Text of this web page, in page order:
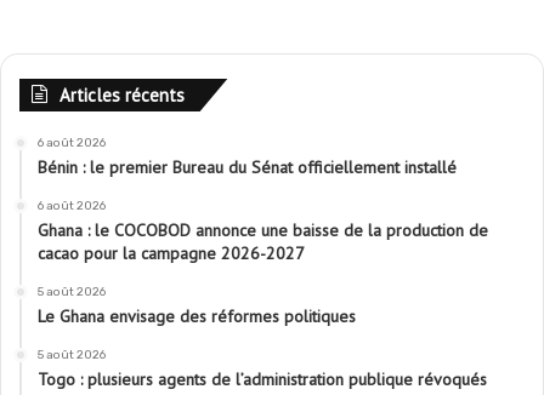
Articles récents
6 août 2026
Bénin : le premier Bureau du Sénat officiellement installé
6 août 2026
Ghana : le COCOBOD annonce une baisse de la production de
cacao pour la campagne 2026-2027
5 août 2026
Le Ghana envisage des réformes politiques
5 août 2026
Togo : plusieurs agents de l’administration publique révoqués